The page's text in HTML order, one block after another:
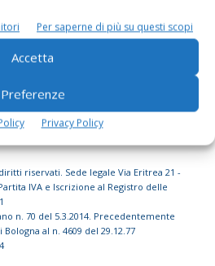
Per saperne di più su questi scopi
Accetta
Preferenze
Privacy Policy
riservati. Sede legale Via Eritrea 21 -
IVA e Iscrizione al Registro delle
n. 70 del 5.3.2014. Precedentemente
al n. 4609 del 29.12.77